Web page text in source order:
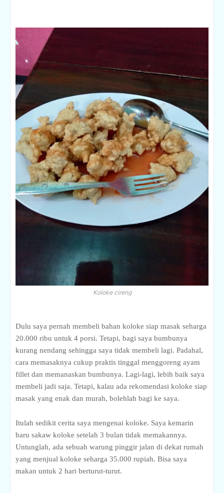
Koloke cireng
Dulu saya pernah membeli bahan koloke siap masak seharga
20.000 ribu untuk 4 porsi. Tetapi, bagi saya bumbunya
kurang nendang sehingga saya tidak membeli lagi. Padahal,
cara memasaknya cukup praktis tinggal menggoreng ayam
fillet dan memanaskan bumbunya. Lagi-lagi, lebih baik saya
membeli jadi saja. Tetapi, kalau ada rekomendasi koloke siap
masak yang enak dan murah, bolehlah bagi ke saya.
Itulah sedikit cerita saya mengenai koloke. Saya kemarin
baru sakaw koloke setelah 3 bulan tidak memakannya.
Untunglah, ada sebuah warung pinggir jalan di dekat rumah
yang menjual koloke seharga 35.000 rupiah. Bisa saya
makan untuk 2 hari berturut-turut.